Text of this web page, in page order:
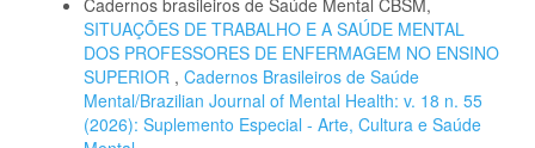
SITUAÇÕES DE TRABALHO E A SAÚDE MENTAL
DOS PROFESSORES DE ENFERMAGEM NO ENSINO
SUPERIOR , Cadernos Brasileiros de Saúde
Mental/Brazilian Journal of Mental Health: v. 18 n. 55
(2026): Suplemento Especial - Arte, Cultura e Saúde